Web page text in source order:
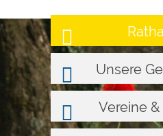
Unsere
Vereine &